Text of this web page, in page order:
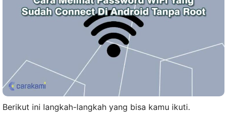
Berikut ini langkah-langkah yang bisa kamu ikuti.